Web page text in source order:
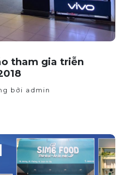
tham gia triễn
bởi admin